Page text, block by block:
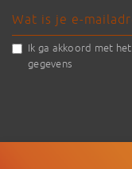
Ik ga akkoord met het
gegevens